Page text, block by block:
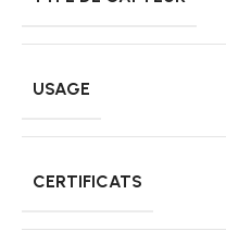
USAGE
CERTIFICATS